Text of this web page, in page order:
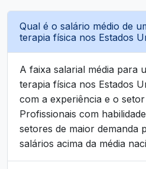
Qual é o salário médio de
terapia física nos Estados
A faixa salarial média para
terapia física nos Estados
com a experiência e o
Profissionais com
setores de maior demanda
salários acima da média